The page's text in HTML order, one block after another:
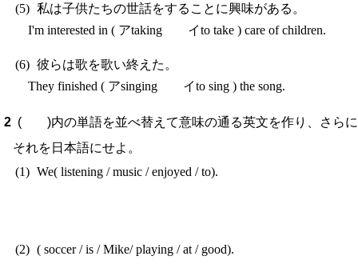
私は子供たちの世話をすることに興味がある。
I'm interested in ( アtaking イto take ) care of children.
彼らは歌を歌い終えた。
They finished ( アsinging イto sing ) the song.
( )内の単語を並べ替えて意味の通る英文を作り、さらに
それを日本語にせよ。
We( listening / music / enjoyed / to).
( soccer / is / Mike/ playing / at / good).